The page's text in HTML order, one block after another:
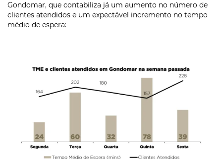
Gondomar, que contabiliza já um aumento no número de
clientes atendidos e um expectável incremento no tempo
médio de espera: